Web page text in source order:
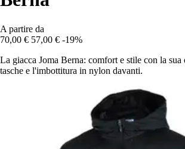
A partire da
70,00 € 57,00 € -19%
La giacca Joma Berna: comfort e stile con la sua
tasche e l'imbottitura in nylon davanti.